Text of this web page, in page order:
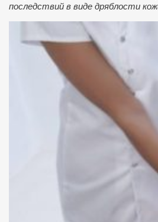
последствий в виде дряблости